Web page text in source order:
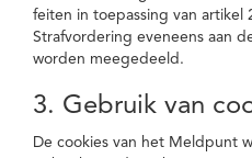
feiten in toepassing van artikel
Strafvordering eveneens aan
worden meegedeeld.
3. Gebruik van
De cookies van het Meldpunt